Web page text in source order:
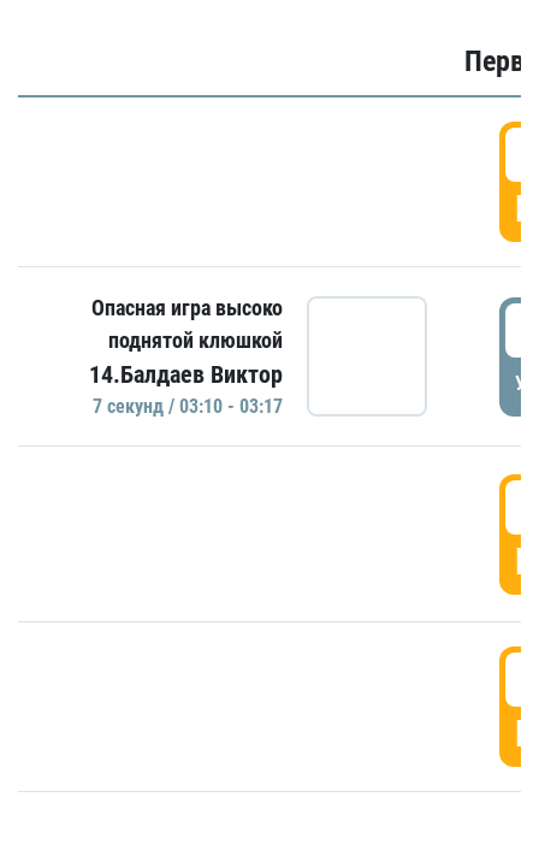
Опасная игра высоко
поднятой клюшкой
14.Балдаев Виктор
7 секунд / 03:10 - 03:17